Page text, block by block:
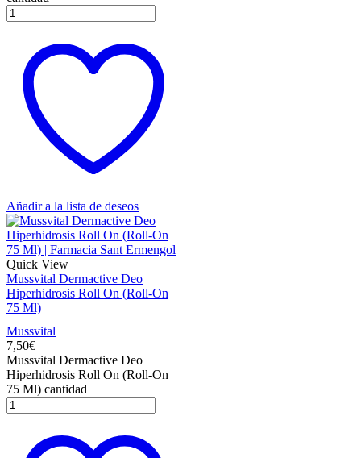
Añadir a la lista de deseos
Quick View
Mussvital Dermactive Deo
Hiperhidrosis Roll On (Roll-On
75 Ml)
Mussvital
7,50€
Mussvital Dermactive Deo
Hiperhidrosis Roll On (Roll-On
75 Ml) cantidad